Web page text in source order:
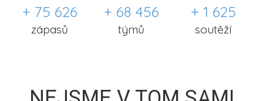
+ 75 626
zápasů
+ 68 456
týmů
+ 1 625
soutěží